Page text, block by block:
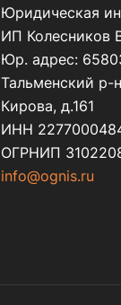
Юридическая
ИП Колесников
Юр. адрес:
Тальменский р-
Кирова, д.161
ИНН
ОГРНИП
info@ognis.ru